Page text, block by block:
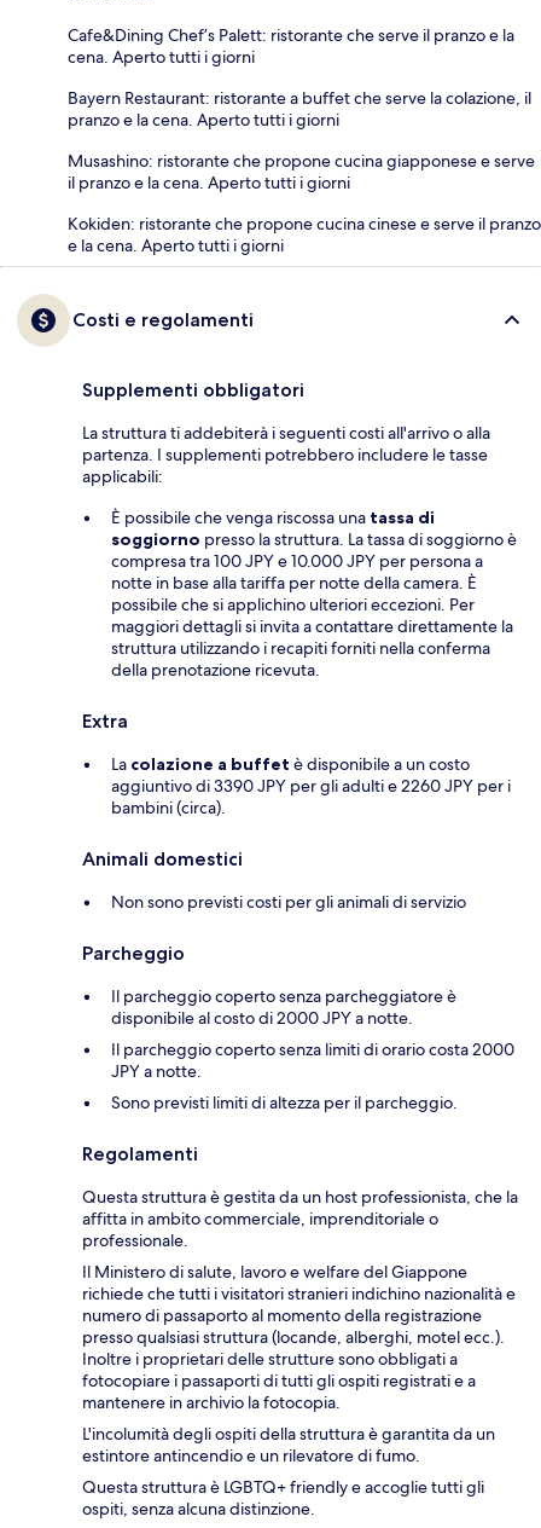
Cafe&Dining Chef’s Palett: ristorante che serve il pranzo e la
cena. Aperto tutti i giorni
Bayern Restaurant: ristorante a buffet che serve la colazione, il
pranzo e la cena. Aperto tutti i giorni
Musashino: ristorante che propone cucina giapponese e serve
il pranzo e la cena. Aperto tutti i giorni
Kokiden: ristorante che propone cucina cinese e serve il pranzo
e la cena. Aperto tutti i giorni
Costi e regolamenti
Supplementi obbligatori
La struttura ti addebiterà i seguenti costi all'arrivo o alla
partenza. I supplementi potrebbero includere le tasse
applicabili:
È possibile che venga riscossa una tassa di
soggiorno presso la struttura. La tassa di soggiorno è
compresa tra 100 JPY e 10.000 JPY per persona a
notte in base alla tariffa per notte della camera. È
possibile che si applichino ulteriori eccezioni. Per
maggiori dettagli si invita a contattare direttamente la
struttura utilizzando i recapiti forniti nella conferma
della prenotazione ricevuta.
Extra
La colazione a buffet è disponibile a un costo
aggiuntivo di 3390 JPY per gli adulti e 2260 JPY per i
bambini (circa).
Animali domestici
Non sono previsti costi per gli animali di servizio
Parcheggio
Il parcheggio coperto senza parcheggiatore è
disponibile al costo di 2000 JPY a notte.
Il parcheggio coperto senza limiti di orario costa 2000
JPY a notte.
Sono previsti limiti di altezza per il parcheggio.
Regolamenti
Questa struttura è gestita da un host professionista, che la
affitta in ambito commerciale, imprenditoriale o
professionale.
Il Ministero di salute, lavoro e welfare del Giappone
richiede che tutti i visitatori stranieri indichino nazionalità e
numero di passaporto al momento della registrazione
presso qualsiasi struttura (locande, alberghi, motel ecc.).
Inoltre i proprietari delle strutture sono obbligati a
fotocopiare i passaporti di tutti gli ospiti registrati e a
mantenere in archivio la fotocopia.
L'incolumità degli ospiti della struttura è garantita da un
estintore antincendio e un rilevatore di fumo.
Questa struttura è LGBTQ+ friendly e accoglie tutti gli
ospiti, senza alcuna distinzione.